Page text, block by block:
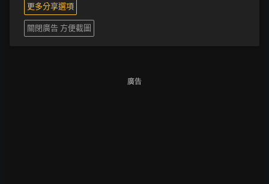
更多分享選項
關閉廣告 方便截圖
廣告